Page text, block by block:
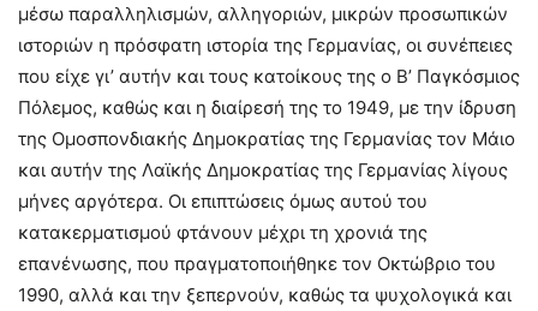
μέσω παραλληλισμών, αλληγοριών, μικρών προσωπικών
ιστοριών η πρόσφατη ιστορία της Γερμανίας, οι συνέπειες
που είχε γι’ αυτήν και τους κατοίκους της ο Β’ Παγκόσμιος
Πόλεμος, καθώς και η διαίρεσή της το 1949, με την ίδρυση
της Ομοσπονδιακής Δημοκρατίας της Γερμανίας τον Μάιο
και αυτήν της Λαϊκής Δημοκρατίας της Γερμανίας λίγους
μήνες αργότερα. Οι επιπτώσεις όμως αυτού του
κατακερματισμού φτάνουν μέχρι τη χρονιά της
επανένωσης, που πραγματοποιήθηκε τον Οκτώβριο του
1990, αλλά και την ξεπερνούν, καθώς τα ψυχολογικά και